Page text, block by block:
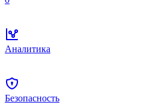
Аналитика
Безопасность